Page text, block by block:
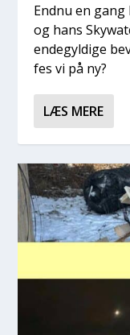
End­nu en
og hans
ende­gyl­di­ge
fes vi på ny?
LÆS MERE